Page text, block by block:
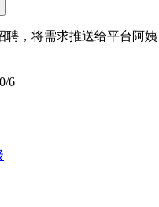
聘，将需求推送给平台阿
6